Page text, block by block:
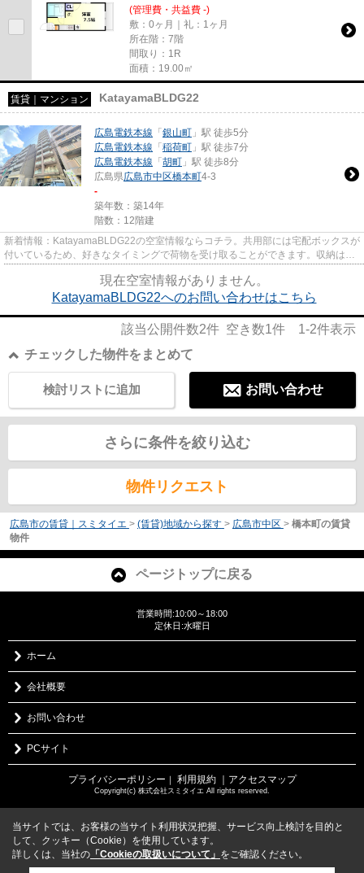
(管理費・共益費 -)
敷：0ヶ月｜礼：1ヶ月
所在階：7階
間取り：1R
面積：19.00㎡
賃貸｜マンション KatayamaBLDG22
広島電鉄本線 「 銀山町 」駅 徒歩5分
広島電鉄本線 「 稲荷町 」駅 徒歩7分
広島電鉄本線 「 胡町 」駅 徒歩8分
広島県広島市中区橋本町4-3
-
築年数：築14年
階数：12階建
新着情報：KatayamaBLDG22の空室情報ならコチラ。共用部には宅配ボックスが
付いているため、好きなタイミングで荷物を受け取ることができます。収納はシ
現在空室情報がありません。
KatayamaBLDG22へのお問い合わせはこちら
該当公開件数2件 空き数1件 1-2件表示
チェックした物件をまとめて
お問い合わせ
検討リストに追加
さらに条件を絞り込む
物件リクエスト
広島市の賃貸｜スミタイエ > (賃貸)地域から探す > 広島市中区 > 橋本町の賃貸
物件
ページトップに戻る
営業時間:10:00～18:00
定休日:水曜日
ホーム
会社概要
お問い合わせ
PCサイト
プライバシーポリシー ｜ 利用規約 ｜アクセスマップ
Copyright(c) 株式会社スミタイエ All rights reserved.
当サイトでは、お客様の当サイト利用状況把握、サービス向上検討を目的と
して、クッキー（Cookie）を使用しています。
詳しくは、当社の 「Cookieの取扱いについて」 をご確認ください。